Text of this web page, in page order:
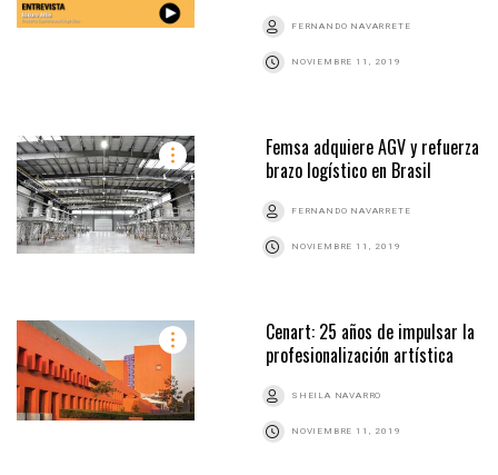
FERNANDO NAVARRETE
NOVIEMBRE 11, 2019
Femsa adquiere AGV y refuerza
brazo logístico en Brasil
FERNANDO NAVARRETE
NOVIEMBRE 11, 2019
Cenart: 25 años de impulsar la
profesionalización artística
SHEILA NAVARRO
NOVIEMBRE 11, 2019